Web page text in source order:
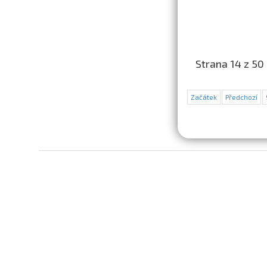
Strana 14 z 50
Začátek Předchozí